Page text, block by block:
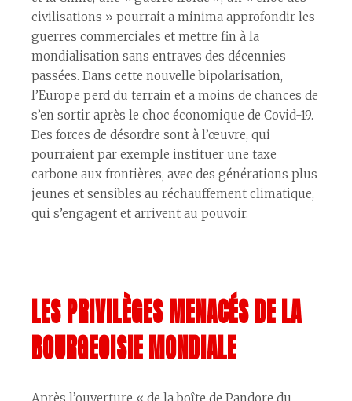
civilisations » pourrait a minima approfondir les
guerres commerciales et mettre fin à la
mondialisation sans entraves des décennies
passées. Dans cette nouvelle bipolarisation,
l’Europe perd du terrain et a moins de chances de
s’en sortir après le choc économique de Covid-19.
Des forces de désordre sont à l’œuvre, qui
pourraient par exemple instituer une taxe
carbone aux frontières, avec des générations plus
jeunes et sensibles au réchauffement climatique,
qui s’engagent et arrivent au pouvoir.
LES PRIVILÈGES MENACÉS DE LA
BOURGEOISIE MONDIALE
Après l’ouverture « de la boîte de Pandore du